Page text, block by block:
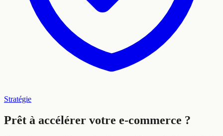
Stratégie
Prêt à accélérer votre e-commerce ?